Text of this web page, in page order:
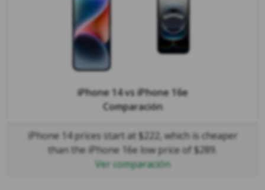
iPhone 14vsiPhone 16e
Comparación
iPhone 14 prices start at $222, which is cheaper
than the iPhone 16e low price of $289.
Ver comparación